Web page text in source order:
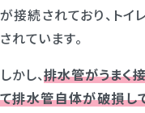
が接続されており、ト
されています。
しかし、排水管がうまく
て排水管自体が破損し